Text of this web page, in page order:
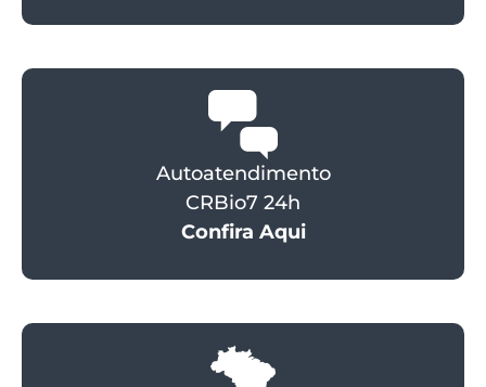
Autoatendimento
CRBio7 24h
Confira Aqui